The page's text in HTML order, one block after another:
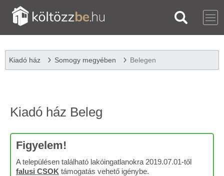
Kiadó ház Somogy megyében Belegen
Kiadó ház Beleg
Figyelem!
A településen található lakóingatlanokra 2019.07.01-től
falusi CSOK támogatás vehető igénybe.